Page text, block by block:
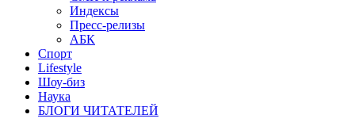
Индексы
Пресс-релизы
АБК
Спорт
Lifestyle
Шоу-биз
Наука
БЛОГИ ЧИТАТЕЛЕЙ